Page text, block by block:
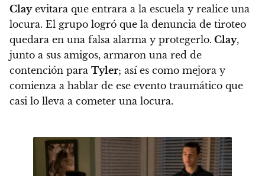
Clayevitara que entrara a la escuela y realice una
locura. El grupo logró que la denuncia de tiroteo
quedara en una falsa alarma y protegerlo. Clay,
junto a sus amigos, armaron una red de
contención para Tyler; así es como mejora y
comienza a hablar de ese evento traumático que
casi lo lleva a cometer una locura.